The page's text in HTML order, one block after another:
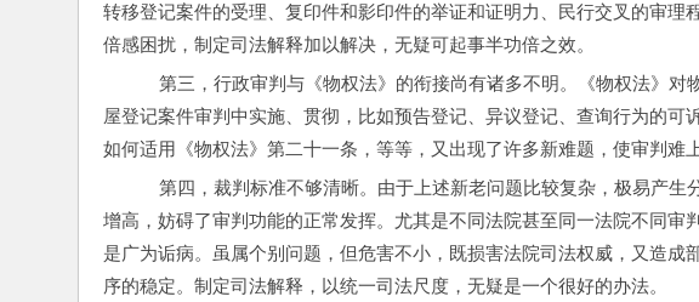
转移登记案件的受理、复印件和影印件的举证和证明力、民行交叉的审理
倍感困扰，制定司法解释加以解决，无疑可起事半功倍之效。
第三，行政审判与《物权法》的衔接尚有诸多不明。《物权法》对
屋登记案件审判中实施、贯彻，比如预告登记、异议登记、查询行为的可
如何适用《物权法》第二十一条，等等，又出现了许多新难题，使审判难上
第四，裁判标准不够清晰。由于上述新老问题比较复杂，极易产生
增高，妨碍了审判功能的正常发挥。尤其是不同法院甚至同一法院不同审
是广为诟病。虽属个别问题，但危害不小，既损害法院司法权威，又造成
序的稳定。制定司法解释，以统一司法尺度，无疑是一个很好的办法。